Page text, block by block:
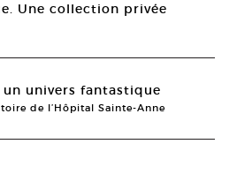
Une collection privée
un univers fantastique
de l’Hôpital Sainte-Anne